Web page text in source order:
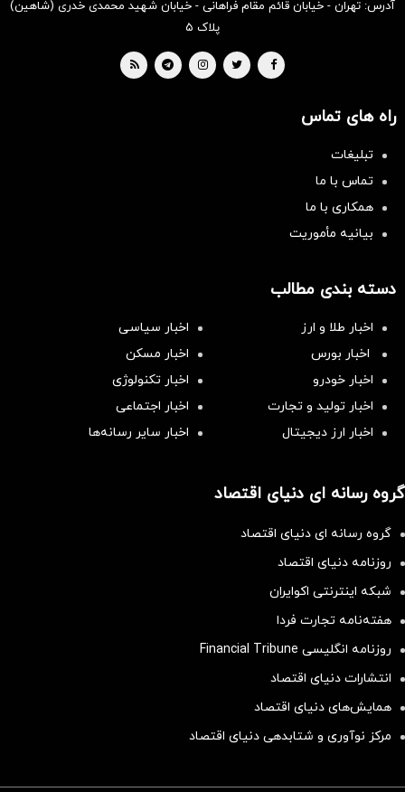
آدرس: تهران - خیابان قائم مقام فراهانی - خیابان شهید محمدی خدری (شاهین)
پلاک ۵
راه های تماس
تبلیغات
تماس با ما
همکاری با ما
بیانیه مأموریت
دسته بندی مطالب
اخبار طلا و ارز
اخبار سیاسی
اخبار بورس
اخبار مسکن
اخبار خودرو
اخبار تکنولوژی
اخبار تولید و تجارت
اخبار اجتماعی
اخبار ارز دیجیتال
اخبار سایر رسانه‌‌ها
گروه رسانه ای دنیای اقتصاد
گروه رسانه ای دنیای اقتصاد
روزنامه دنیای اقتصاد
شبکه اینترنتی اکوایران
هفته‌نامه تجارت فردا
روزنامه انگلیسی Financial Tribune
انتشارات دنیای اقتصاد
همایش‌های دنیای اقتصاد
مرکز نوآوری و شتابدهی دنیای اقتصاد